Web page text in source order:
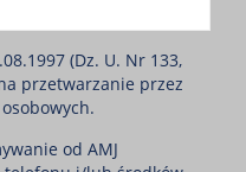
(Dz. U. Nr 133,
przetwarzanie przez
od AMJ